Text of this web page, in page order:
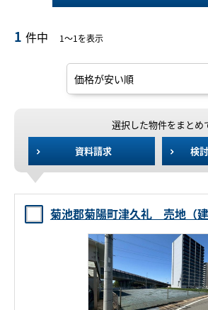
1 件中 1～1を表示
選択した物件をまとめ
資料請求
検
菊池郡菊陽町津久礼 売地（建